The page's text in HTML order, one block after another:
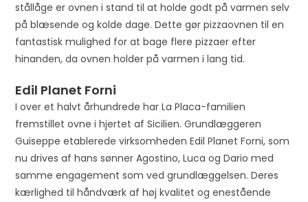
t
stållåge er ovnen i stand til at holde godt på varmen selv
på blæsende og kolde dage. Dette gør pizzaovnen til en
fantastisk mulighed for at bage flere pizzaer efter
hinanden, da ovnen holder på varmen i lang tid.
Edil Planet Forni
I over et halvt århundrede har La Placa-familien
fremstillet ovne i hjertet af Sicilien. Grundlæggeren
Guiseppe etablerede virksomheden Edil Planet Forni, som
nu drives af hans sønner Agostino, Luca og Dario med
samme engagement som ved grundlæggelsen. Deres
kærlighed til håndværk af høj kvalitet og enestående